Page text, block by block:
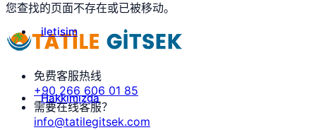
iletisim
Hakkımızda
您查找的页面不存在或已被移动。
免费客服热线
+90 266 606 01 85
需要在线客服？
info@tatilegitsek.com